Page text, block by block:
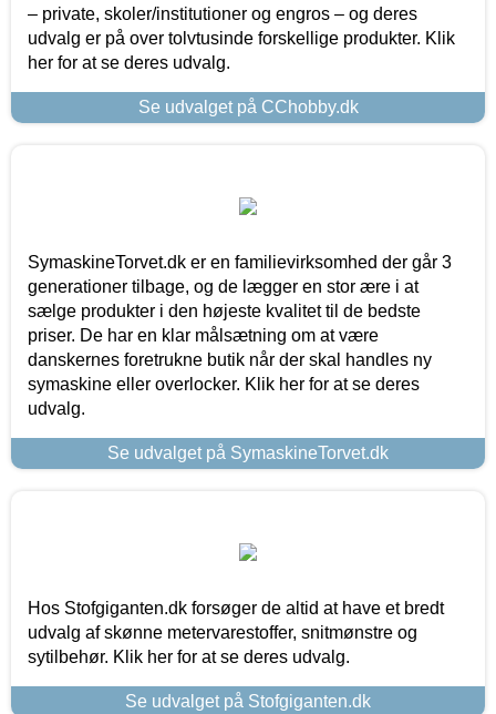
– private, skoler/institutioner og engros – og deres
udvalg er på over tolvtusinde forskellige produkter. Klik
her for at se deres udvalg.
Se udvalget på CChobby.dk
SymaskineTorvet.dk er en familievirksomhed der går 3
generationer tilbage, og de lægger en stor ære i at
sælge produkter i den højeste kvalitet til de bedste
priser. De har en klar målsætning om at være
danskernes foretrukne butik når der skal handles ny
symaskine eller overlocker. Klik her for at se deres
udvalg.
Se udvalget på SymaskineTorvet.dk
Hos Stofgiganten.dk forsøger de altid at have et bredt
udvalg af skønne metervarestoffer, snitmønstre og
sytilbehør. Klik her for at se deres udvalg.
Se udvalget på Stofgiganten.dk